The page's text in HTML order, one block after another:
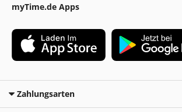
myTime.de Apps
Zahlungsarten